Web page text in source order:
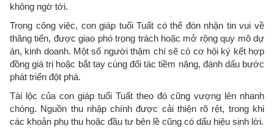
không ngờ tới.
Trong công việc, con giáp tuổi Tuất có thể đón nhận tin vui về
thăng tiến, được giao phó trọng trách hoặc mở rộng quy mô dự
án, kinh doanh. Một số người thậm chí sẽ có cơ hội ký kết hợp
đồng giá trị hoặc bắt tay cùng đối tác tiềm năng, đánh dấu bước
phát triển đột phá.
Tài lộc của con giáp tuổi Tuất theo đó cũng vượng lên nhanh
chóng. Nguồn thu nhập chính được cải thiện rõ rệt, trong khi
các khoản phụ thu hoặc đầu tư bên lề cũng có dấu hiệu sinh lời.